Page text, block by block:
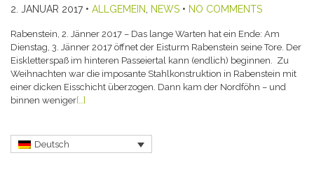
2. JANUAR 2017• ALLGEMEIN, NEWS • NO COMMENTS
Rabenstein, 2. Jänner 2017 – Das lange Warten hat ein Ende: Am
Dienstag, 3. Jänner 2017 öffnet der Eisturm Rabenstein seine Tore. Der
Eiskletterspaß im hinteren Passeiertal kann (endlich) beginnen. Zu
Weihnachten war die imposante Stahlkonstruktion in Rabenstein mit
einer dicken Eisschicht überzogen. Dann kam der Nordföhn – und
binnen weniger[…]
Deutsch